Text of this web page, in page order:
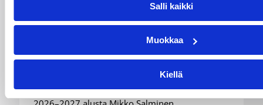
Salli kaikki
Muokkaa
Kiellä
Mikko Salminen BC Nokian
toiminnanjohtajaksi
BC Nokian toiminnanjohtajana toimii kauden